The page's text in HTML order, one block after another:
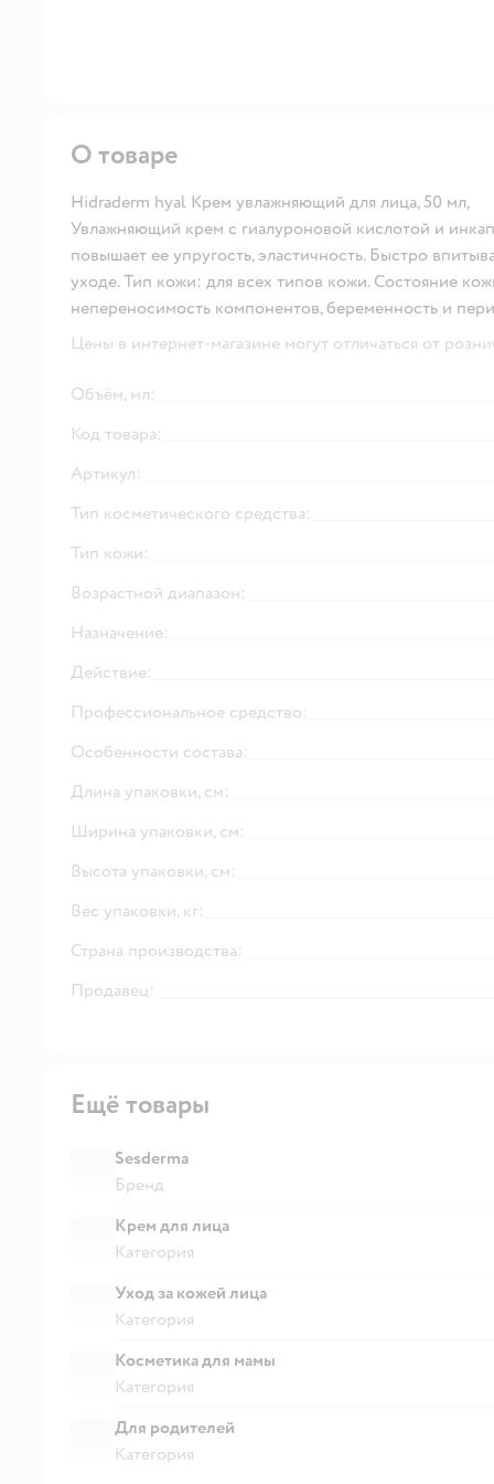
О товаре
Hidraderm hyal Крем увлажняющий для лица, 50 мл,
Увлажняющий крем с гиалуроновой кислотой и
повышает ее упругость, эластичность. Быстро
уходе. Тип кожи: для всех типов кожи. Состояние
непереносимость компонентов, беременность и
Цены в интернет-магазине могут отличаться от
Объём, мл:
Код товара:
Артикул:
Тип косметического средства:
Тип кожи:
Возрастной диапазон:
Назначение:
Действие:
Профессиональное средство:
Особенности состава:
Длина упаковки, см:
Ширина упаковки, см:
Высота упаковки, см:
Вес упаковки, кг:
Страна производства:
Продавец:
Ещё товары
Sesderma
Бренд
Крем для лица
Категория
Уход за кожей лица
Категория
Косметика для мамы
Категория
Для родителей
Категория